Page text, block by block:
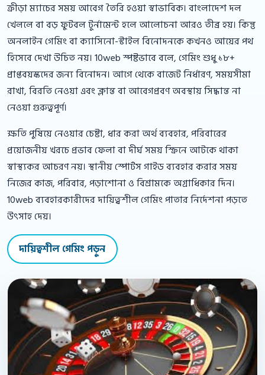
ক্রীড়া ম্যাচের সময় আবেগ তৈরি হওয়া স্বাভাবিক। বাংলাদেশ দল
খেললে বা বড় ফুটবল টুর্নামেন্ট হলে আলোচনা আরও তীব্র হয়। কিন্তু
অনলাইন গেমিং বা ক্যাসিনো-স্টাইল বিনোদনকে কখনও আয়ের পথ
হিসেবে দেখা উচিত নয়। 10web স্পষ্টভাবে বলে, গেমিং শুধু ১৮+
প্রাপ্তবয়স্কদের জন্য বিনোদন। আগে থেকে বাজেট নির্ধারণ, সময়সীমা
রাখা, বিরতি নেওয়া এবং ক্লান্ত বা আবেগপ্রবণ অবস্থায় সিদ্ধান্ত না
নেওয়া গুরুত্বপূর্ণ।
ক্ষতি পুষিয়ে নেওয়ার চেষ্টা, ধার করা অর্থ ব্যবহার, পরিবারের
প্রয়োজনীয় খরচে প্রভাব ফেলা বা দীর্ঘ সময় স্ক্রিনে আটকে থাকা
স্বাস্থ্যকর আচরণ নয়। স্থানীয় স্পোর্টস গাইড ব্যবহার করার সময়
নিজের কাজ, পরিবার, পড়াশোনা ও বিশ্রামকে অগ্রাধিকার দিন।
10web ব্যবহারকারীদের দায়িত্বশীল গেমিং পাতার নির্দেশনা পড়তে
উৎসাহ দেয়।
দায়িত্বশীল গেমিং পড়ুন